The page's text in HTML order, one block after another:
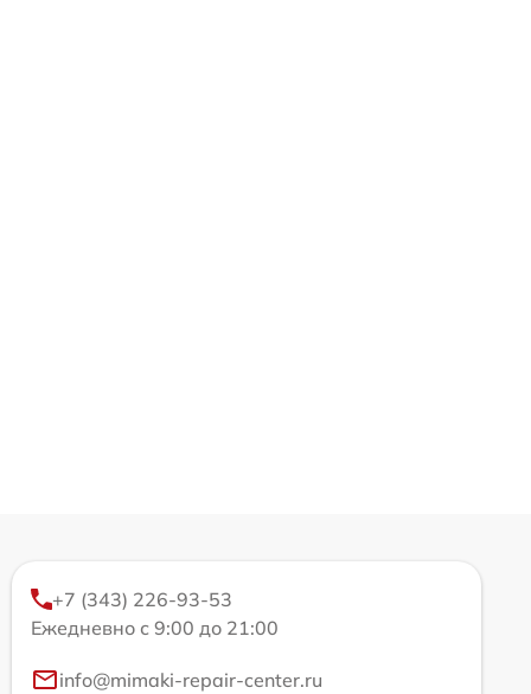
+7 (343) 226-93-53
Ежедневно с 9:00 до 21:00
info@mimaki-repair-center.ru